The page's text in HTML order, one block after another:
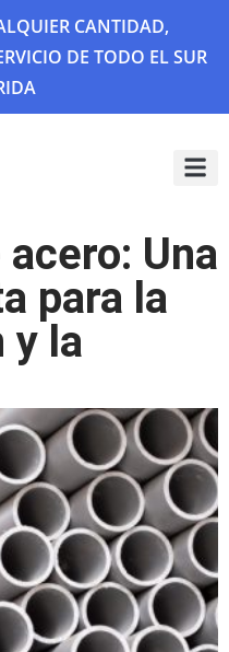
CANTIDAD,
DE TODO EL SUR
Una
para la
y la